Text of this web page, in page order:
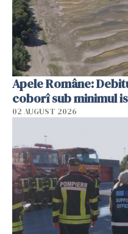
Apele Române:
coborî sub minimul
02 AUGUST 2026